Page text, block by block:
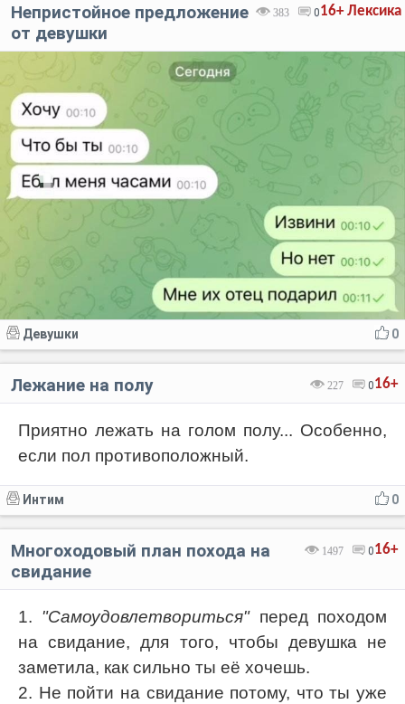
Лексика
16+
383 0
Непристойное предложение
от девушки
0
Девушки
16+
227 0
Лежание на полу
Приятно лежать на голом полу... Особенно,
если пол противоположный.
0
Интим
16+
1497 0
Многоходовый план похода на
свидание
1. "Самоудовлетвориться"перед походом
на свидание, для того, чтобы девушка не
заметила, как сильно ты её хочешь.
2. Не пойти на свидание потому, что ты уже